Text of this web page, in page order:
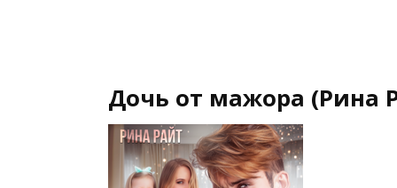
Дочь от мажора (Рина